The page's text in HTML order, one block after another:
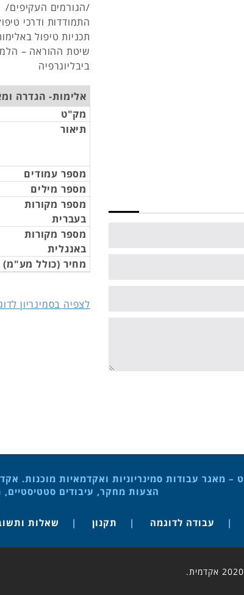
/הגורמים העקיפים/
התמודדות ודרכי
תכניות טיפול
שיטת ההוראה –
ביבליוגרפיה
אלימות- הגדרה
מק"ט
תיאור
מספר עמודים
מספר מילים
מספר מקורות
בעברית
מספר מקורות
באנגלית
מחיר (כולל מע"מ)
לצפיה בסמינריון
– מאגר עבודות סמינריוניות ואקדמאיות מוכנות.
הצעות מחקר, עיבודים
עבודה לדוגמה תקנון שאלות